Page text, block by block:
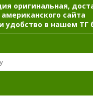
оригинальная,
американского сайта
удобство в нашем ТГ